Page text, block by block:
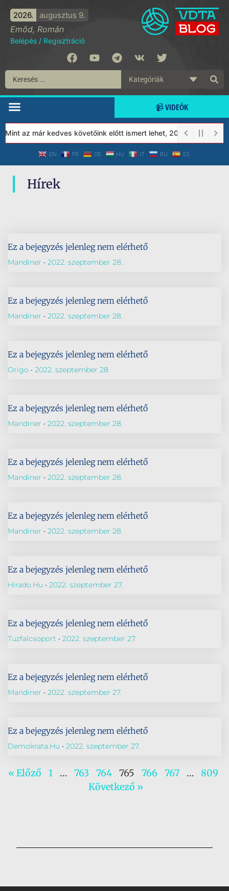
2026. augusztus 9.
Emőd, Román
Belépés / Regisztráció
📹 VIDEÓK
az már kedves követőink előtt ismert lehet, 2023-tól a
EN FR DE HU IT RU ES
Hírek
Ez a bejegyzés jelenleg nem elérhető
Mandiner 2022. szeptember 28.
Ez a bejegyzés jelenleg nem elérhető
Mandiner 2022. szeptember 28.
Ez a bejegyzés jelenleg nem elérhető
Origo 2022. szeptember 28.
Ez a bejegyzés jelenleg nem elérhető
Mandiner 2022. szeptember 28.
Ez a bejegyzés jelenleg nem elérhető
Mandiner 2022. szeptember 28.
Ez a bejegyzés jelenleg nem elérhető
Mandiner 2022. szeptember 28.
Ez a bejegyzés jelenleg nem elérhető
Hirado.hu 2022. szeptember 27.
Ez a bejegyzés jelenleg nem elérhető
Tuzfalcsoport 2022. szeptember 27.
Ez a bejegyzés jelenleg nem elérhető
Mandiner 2022. szeptember 27.
Ez a bejegyzés jelenleg nem elérhető
Demokrata.hu 2022. szeptember 27.
« Előző 1 … 763 764 765 766 767 …
809
Következő »